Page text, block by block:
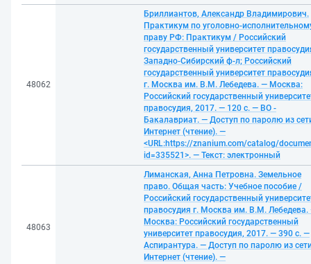
48062
Бриллиантов, Александр Владимирович.
Практикум по уголовно-
праву РФ: Практикум / Российский
государственный университет
Западно-Сибирский ф-л; Российский
государственный университет
г. Москва им. В.М. Лебедева. — Москва:
Российский государственный
правосудия, 2017. — 120 с. — ВО -
Бакалавриат. — Доступ по паролю из
Интернет (чтение). —
<URL:https://znanium.com/catalog/
id=335521>. — Текст: электронный
48063
Лиманская, Анна Петровна. Земельное
право. Общая часть: Учебное пособие /
Российский государственный
правосудия г. Москва им. В.М. Лебедева.
Москва: Российский государственный
университет правосудия, 2017. — 390 с. —
Аспирантура. — Доступ по паролю из
Интернет (чтение). —